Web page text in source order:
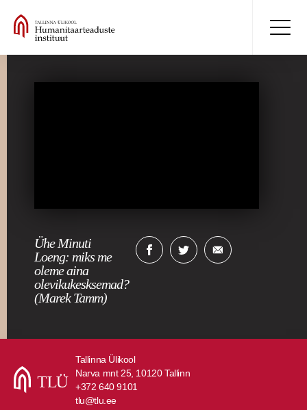
Ühe Minuti
Loeng: miks me
oleme aina
olevikukesksemad?
(Marek Tamm)
Tallinna Ülikool
Narva mnt 25, 10120 Tallinn
+372 640 9101
tlu@tlu.ee